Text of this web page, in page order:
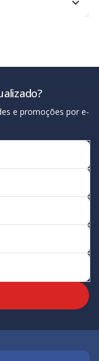
e promoções por e-